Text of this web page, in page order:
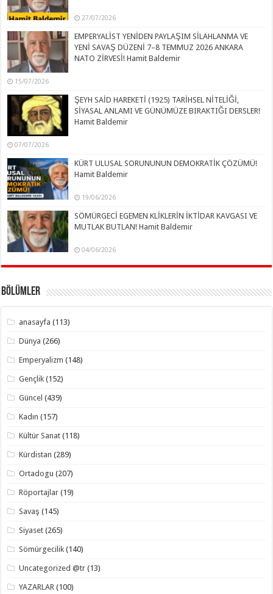
27/07/2026
EMPERYALİST YENİDEN PAYLAŞIM SİLAHLANMA VE
YENİ SAVAŞ DÜZENİ 7–8 TEMMUZ 2026 ANKARA
NATO ZİRVESİ! Hamit Baldemir
15/07/2026
ŞEYH SAİD HAREKETİ (1925) TARİHSEL NİTELİĞİ,
SİYASAL ANLAMI VE GÜNÜMÜZE BIRAKTIĞI DERSLER!
Hamit Baldemir
07/07/2026
KÜRT ULUSAL SORUNUNUN DEMOKRATİK ÇÖZÜMÜ!
Hamit Baldemir
19/06/2026
SÖMÜRGECİ EGEMEN KLİKLERİN İKTİDAR KAVGASI VE
MUTLAK BUTLAN! Hamit Baldemir
04/06/2026
Bölümler
anasayfa (113)
Dünya (266)
Emperyalizm (148)
Gençlik (152)
Güncel (439)
Kadın (157)
Kültür Sanat (118)
Kürdistan (289)
Ortadogu (207)
Röportajlar (19)
Savaş (145)
Siyaset (265)
Sömürgecilik (140)
Uncategorized @tr (13)
YAZARLAR (100)